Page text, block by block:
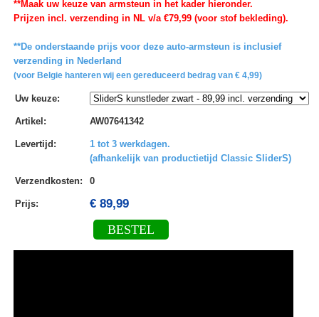
**Maak uw keuze van armsteun in het kader hieronder.
Prijzen incl. verzending in NL v/a €79,99 (voor stof bekleding).
**De onderstaande prijs voor deze auto-armsteun is inclusief
verzending in Nederland
(voor Belgie hanteren wij een gereduceerd bedrag van € 4,99)
Uw keuze:
Artikel : AW07641342
Levertijd :
1 tot 3 werkdagen.
(afhankelijk van productietijd Classic SliderS)
Verzendkosten: 0
Prijs: € 89,99
BESTEL